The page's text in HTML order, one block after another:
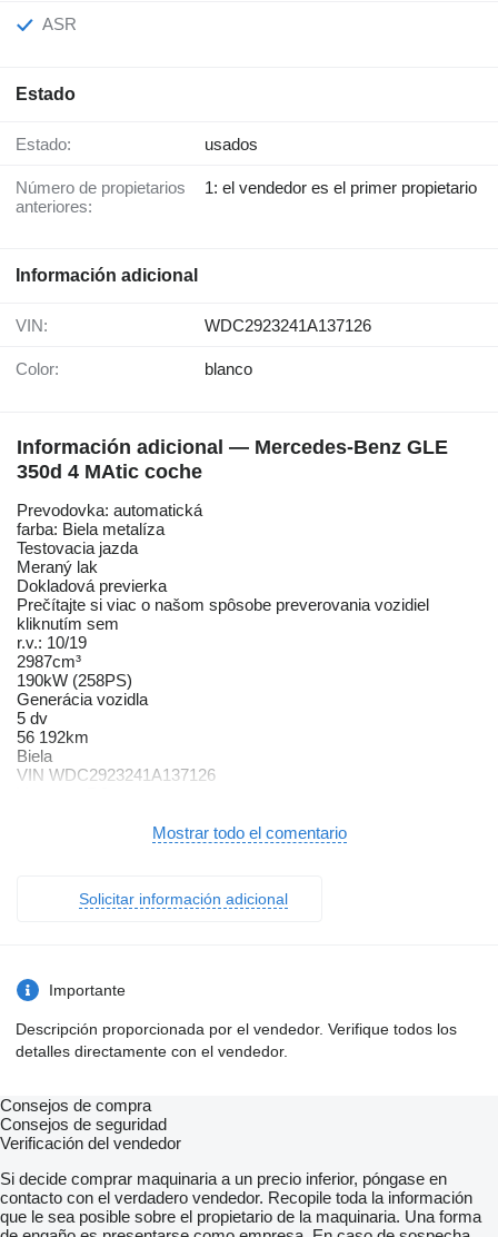
ASR
Estado
Estado: usados
Número de propietarios
anteriores:
1: el vendedor es el primer propietario
Información adicional
VIN: WDC2923241A137126
Color: blanco
Información adicional — Mercedes-Benz GLE
350d 4 MAtic coche
Prevodovka: automatická
farba: Biela metalíza
Testovacia jazda
Meraný lak
Dokladová previerka
Prečítajte si viac o našom spôsobe preverovania vozidiel
kliknutím sem
r.v.: 10/19
2987cm³
190kW (258PS)
Generácia vozidla
5 dv
56 192km
Biela
VIN WDC2923241A137126
360° kamera
Bezkľúčové štartovanie
Apple CarPlay
Android Auto
Radenie pod volantom
Strešný nosič
Fólie
Dažďový senzor
Svetelný senzor
Sezónne prezutie
Stop and Start systém
Bezkľúčové otváranie dverí
Panoramatická strecha
Bluetooth
Mostrar todo el comentario
Solicitar información adicional
Importante
Descripción proporcionada por el vendedor. Verifique todos los
detalles directamente con el vendedor.
Consejos de compra
Consejos de seguridad
Verificación del vendedor
Si decide comprar maquinaria a un precio inferior, póngase en
contacto con el verdadero vendedor. Recopile toda la información
que le sea posible sobre el propietario de la maquinaria. Una forma